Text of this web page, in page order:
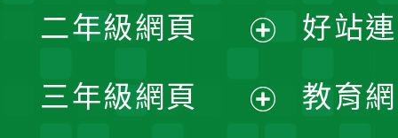
開
選
二年級網頁
開
三年級網頁
好站
教育